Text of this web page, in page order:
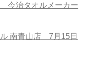
今治タオルメーカー
南青山店 7月15日